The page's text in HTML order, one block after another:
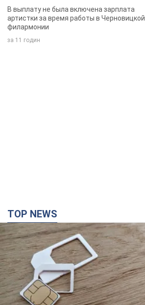
певица
В выплату не была включена зарплата
артистки за время работы в Черновицкой
филармонии
за 11 годин
TOP NEWS